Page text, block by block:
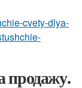
cvety-dlya-
продажу.